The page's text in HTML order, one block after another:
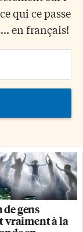
qui ce passe
en français!
gens
vraiment à la